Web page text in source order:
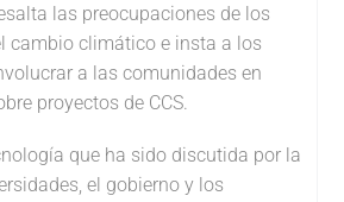
las preocupaciones de los
cambio climático e insta a los
a las comunidades en
proyectos de CCS.
que ha sido discutida por la
el gobierno y los